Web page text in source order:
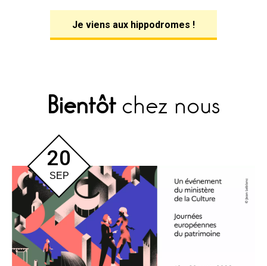
Je viens aux hippodromes !
Bientôtchez nous
20
SEP